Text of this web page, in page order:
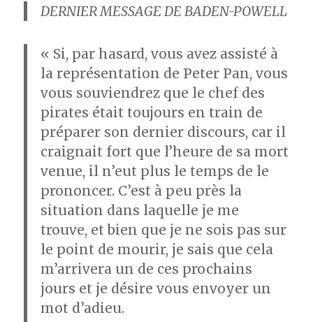
DERNIER MESSAGE DE BADEN-POWELL
« Si, par hasard, vous avez assisté à
la représentation de Peter Pan, vous
vous souviendrez que le chef des
pirates était toujours en train de
préparer son dernier discours, car il
craignait fort que l’heure de sa mort
venue, il n’eut plus le temps de le
prononcer. C’est à peu près la
situation dans laquelle je me
trouve, et bien que je ne sois pas sur
le point de mourir, je sais que cela
m’arrivera un de ces prochains
jours et je désire vous envoyer un
mot d’adieu.